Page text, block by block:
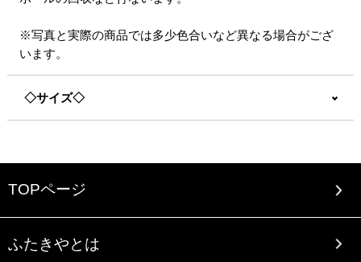
※写真と実際の商品では多少色合いなど異なる場合がござ
います。
◇サイズ◇
TOPページ
ふたきやとは